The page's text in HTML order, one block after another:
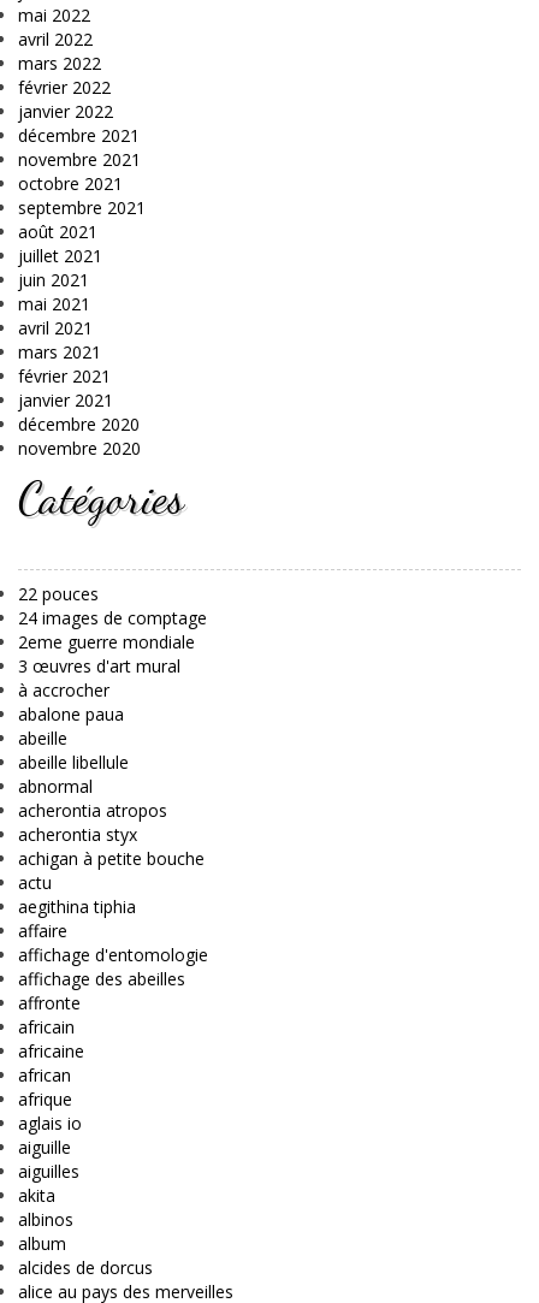
mai 2022
avril 2022
mars 2022
février 2022
janvier 2022
décembre 2021
novembre 2021
octobre 2021
septembre 2021
août 2021
juillet 2021
juin 2021
mai 2021
avril 2021
mars 2021
février 2021
janvier 2021
décembre 2020
novembre 2020
Catégories
22 pouces
24 images de comptage
2eme guerre mondiale
3 œuvres d'art mural
à accrocher
abalone paua
abeille
abeille libellule
abnormal
acherontia atropos
acherontia styx
achigan à petite bouche
actu
aegithina tiphia
affaire
affichage d'entomologie
affichage des abeilles
affronte
africain
africaine
african
afrique
aglais io
aiguille
aiguilles
akita
albinos
album
alcides de dorcus
alice au pays des merveilles